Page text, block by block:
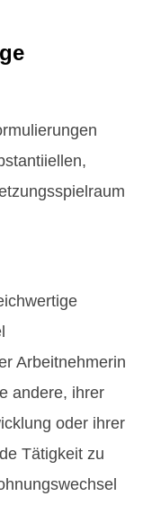
Arbeitnehmerin
andere, ihrer
oder ihrer
Tätigkeit zu